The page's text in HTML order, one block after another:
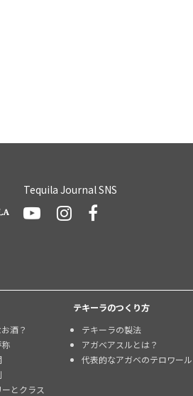
Tequila Journal SNS
酒？
とクラス
テキーラのつくり方
テキーラの製法
アガベアスルとは？
代表的なアガベのテロワール